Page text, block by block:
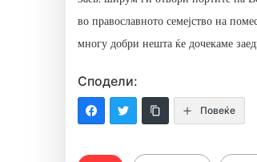
во православното семејство на
многу добри нешта ќе дочекаме
Сподели:
Повеќе